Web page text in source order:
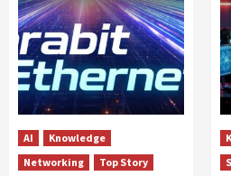
AI
Knowledge
Networking
Top Story